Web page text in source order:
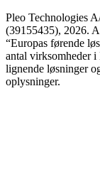
Pleo Technologies
(39155435), 2026.
“Europas førende
antal virksomheder i
lignende løsninger
oplysninger.